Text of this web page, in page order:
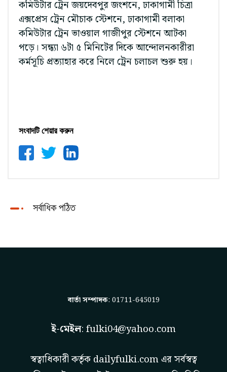
কমিউটার ট্রেন জয়দেবপুর জংশনে, ঢাকাগামী চিত্রা
এক্সপ্রেস ট্রেন মৌচাক স্টেশনে, ঢাকাগামী বলাকা
কমিউটার ট্রেন ভাওয়াল গাজীপুর স্টেশনে আটকা
পড়ে। সন্ধ্যা ৬টা ৫ মিনিটের দিকে আন্দোলনকারীরা
কর্মসূচি প্রত্যাহার করে নিলে ট্রেন চলাচল শুরু হয়।
সংবাদটি শেয়ার করুন
সর্বাধিক পঠিত
বার্তা সম্পাদক: 01711-645019
ই-মেইল: fulki04@yahoo.com
স্বত্বাধিকারী কর্তৃক dailyfulki.comএর সর্বস্বত্ব